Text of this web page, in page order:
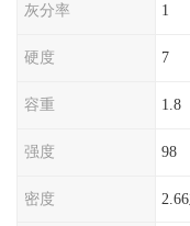
灰分率 1
硬度 7
容重 1.8
强度 98
密度